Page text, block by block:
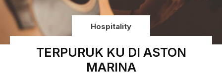
Hospitality
TERPURUK KU DI ASTON
MARINA